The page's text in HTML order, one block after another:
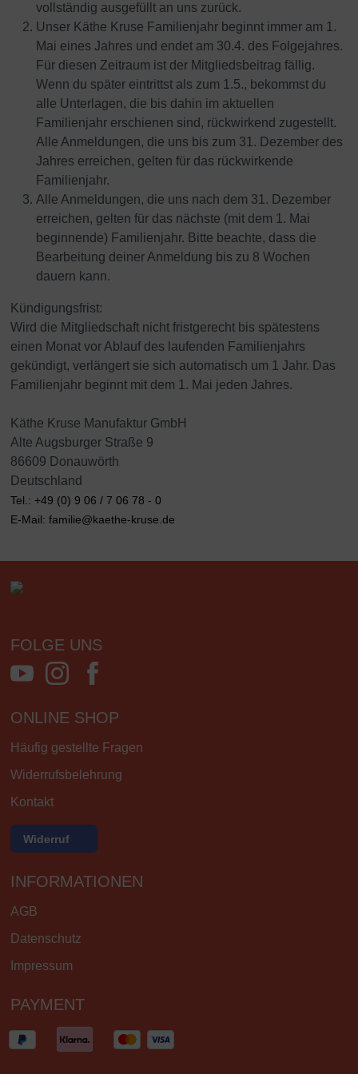
vollständig ausgefüllt an uns zurück.
Unser Käthe Kruse Familienjahr beginnt immer am 1.
Mai eines Jahres und endet am 30.4. des Folgejahres.
Für diesen Zeitraum ist der Mitgliedsbeitrag fällig.
Wenn du später eintrittst als zum 1.5., bekommst du
alle Unterlagen, die bis dahin im aktuellen
Familienjahr erschienen sind, rückwirkend zugestellt.
Alle Anmeldungen, die uns bis zum 31. Dezember des
Jahres erreichen, gelten für das rückwirkende
Familienjahr.
Alle Anmeldungen, die uns nach dem 31. Dezember
erreichen, gelten für das nächste (mit dem 1. Mai
beginnende) Familienjahr. Bitte beachte, dass die
Bearbeitung deiner Anmeldung bis zu 8 Wochen
dauern kann.
Kündigungsfrist:
Wird die Mitgliedschaft nicht fristgerecht bis spätestens
einen Monat vor Ablauf des laufenden Familienjahrs
gekündigt, verlängert sie sich automatisch um 1 Jahr. Das
Familienjahr beginnt mit dem 1. Mai jeden Jahres.
Käthe Kruse Manufaktur GmbH
Alte Augsburger Straße 9
86609 Donauwörth
Deutschland
Tel.: +49 (0) 9 06 / 7 06 78 - 0
E-Mail: familie@kaethe-kruse.de
FOLGE UNS
ONLINE SHOP
Häufig gestellte Fragen
Widerrufsbelehrung
Kontakt
Widerruf
INFORMATIONEN
AGB
Datenschutz
Impressum
PAYMENT